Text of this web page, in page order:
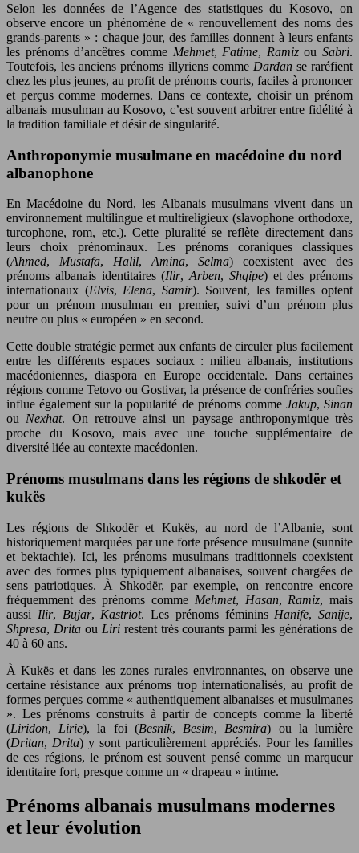
Selon les données de l’Agence des statistiques du Kosovo, on
observe encore un phénomène de « renouvellement des noms des
grands-parents » : chaque jour, des familles donnent à leurs enfants
les prénoms d’ancêtres comme Mehmet, Fatime, Ramizou Sabri.
Toutefois, les anciens prénoms illyriens comme Dardanse raréfient
chez les plus jeunes, au profit de prénoms courts, faciles à prononcer
et perçus comme modernes. Dans ce contexte, choisir un prénom
albanais musulman au Kosovo, c’est souvent arbitrer entre fidélité à
la tradition familiale et désir de singularité.
Anthroponymie musulmane en macédoine du nord
albanophone
En Macédoine du Nord, les Albanais musulmans vivent dans un
environnement multilingue et multireligieux (slavophone orthodoxe,
turcophone, rom, etc.). Cette pluralité se reflète directement dans
leurs choix prénominaux. Les prénoms coraniques classiques
(Ahmed, Mustafa, Halil, Amina, Selma) coexistent avec des
prénoms albanais identitaires (Ilir, Arben, Shqipe) et des prénoms
internationaux (Elvis, Elena, Samir). Souvent, les familles optent
pour un prénom musulman en premier, suivi d’un prénom plus
neutre ou plus « européen » en second.
Cette double stratégie permet aux enfants de circuler plus facilement
entre les différents espaces sociaux : milieu albanais, institutions
macédoniennes, diaspora en Europe occidentale. Dans certaines
régions comme Tetovo ou Gostivar, la présence de confréries soufies
influe également sur la popularité de prénoms comme Jakup,Sinan
ou Nexhat. On retrouve ainsi un paysage anthroponymique très
proche du Kosovo, mais avec une touche supplémentaire de
diversité liée au contexte macédonien.
Prénoms musulmans dans les régions de shkodër et
kukës
Les régions de Shkodër et Kukës, au nord de l’Albanie, sont
historiquement marquées par une forte présence musulmane (sunnite
et bektachie). Ici, les prénoms musulmans traditionnels coexistent
avec des formes plus typiquement albanaises, souvent chargées de
sens patriotiques. À Shkodër, par exemple, on rencontre encore
fréquemment des prénoms comme Mehmet, Hasan, Ramiz, mais
aussi Ilir, Bujar, Kastriot. Les prénoms féminins Hanife, Sanije,
Shpresa, Dritaou Lirirestent très courants parmi les générations de
40 à 60 ans.
À Kukës et dans les zones rurales environnantes, on observe une
certaine résistance aux prénoms trop internationalisés, au profit de
formes perçues comme « authentiquement albanaises et musulmanes
». Les prénoms construits à partir de concepts comme la liberté
(Liridon, Lirie), la foi (Besnik, Besim, Besmira) ou la lumière
(Dritan, Drita) y sont particulièrement appréciés. Pour les familles
de ces régions, le prénom est souvent pensé comme un marqueur
identitaire fort, presque comme un « drapeau » intime.
Prénoms albanais musulmans modernes
et leur évolution